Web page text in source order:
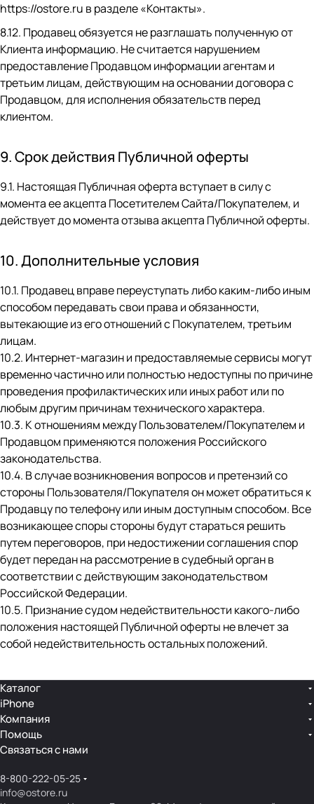
https://ostore.ru в разделе«Контакты».
8.12. Продавец обязуется не разглашать полученную от
Клиента информацию. Не считается нарушением
предоставление Продавцом информации агентам и
третьим лицам, действующим на основании договора с
Продавцом, для исполнения обязательств перед
клиентом.
9. Срок действия Публичной оферты
9.1. Настоящая Публичная оферта вступает в силу с
момента ее акцепта Посетителем Сайта/Покупателем, и
действует до момента отзыва акцепта Публичной оферты.
10. Дополнительные условия
10.1. Продавец вправе переуступать либо каким-либо иным
способом передавать свои права и обязанности,
вытекающие из его отношений с Покупателем, третьим
лицам.
10.2. Интернет-магазин и предоставляемые сервисы могут
временно частично или полностью недоступны по причине
проведения профилактических или иных работ или по
любым другим причинам технического характера.
10.3. К отношениям между Пользователем/Покупателем и
Продавцом применяются положения Российского
законодательства.
10.4. В случае возникновения вопросов и претензий со
стороны Пользователя/Покупателя он может обратиться к
Продавцу по телефону или иным доступным способом. Все
возникающее споры стороны будут стараться решить
путем переговоров, при недостижении соглашения спор
будет передан на рассмотрение в судебный орган в
соответствии с действующим законодательством
Российской Федерации.
10.5. Признание судом недействительности какого-либо
положения настоящей Публичной оферты не влечет за
собой недействительность остальных положений.
Каталог
iPhone
Компания
Помощь
Связаться с нами
8-800-222-05-25
info@ostore.ru